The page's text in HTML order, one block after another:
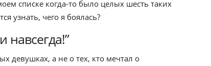
списке когда-то было целых шесть таких
узнать, чего я боялась?
навсегда!”
а не о тех, кто мечтал о